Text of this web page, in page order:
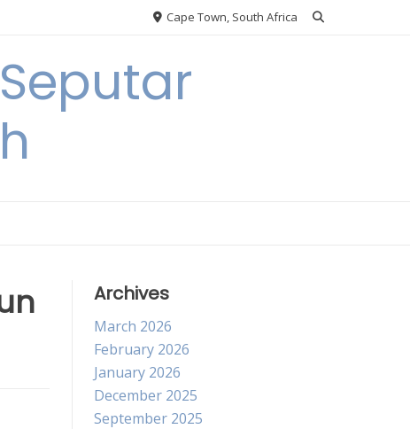
Cape Town, South Africa
Archives
March 2026
February 2026
January 2026
December 2025
September 2025